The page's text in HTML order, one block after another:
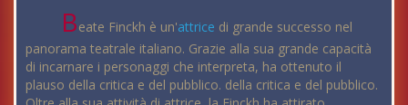
Beate Finckh è un'attrice di grande successo nel
panorama teatrale italiano. Grazie alla sua grande capacità
di incarnare i personaggi che interpreta, ha ottenuto il
plauso della critica e del pubblico. della critica e del pubblico.